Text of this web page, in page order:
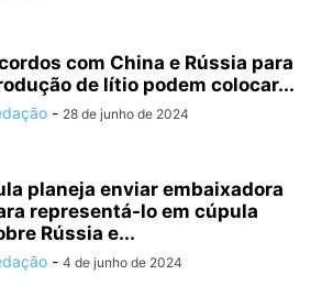
com China e Rússia para
de lítio podem colocar...
- 28 de junho de 2024
planeja enviar embaixadora
representá-lo em cúpula
Rússia e...
- 4 de junho de 2024